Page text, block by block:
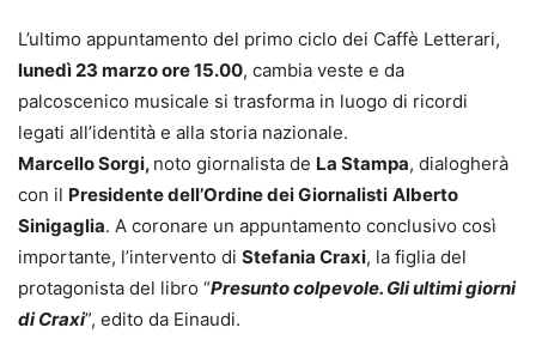
L’ultimo appuntamento del primo ciclo dei Caffè Letterari,
lunedì 23 marzo ore 15.00, cambia veste e da
palcoscenico musicale si trasforma in luogo di ricordi
legati all’identità e alla storia nazionale.
Marcello Sorgi, noto giornalista de La Stampa, dialogherà
con il Presidente dell’Ordine dei Giornalisti Alberto
Sinigaglia. A coronare un appuntamento conclusivo così
importante, l’intervento di Stefania Craxi, la figlia del
protagonista del libro “Presunto colpevole. Gli ultimi giorni
di Craxi”, edito da Einaudi.